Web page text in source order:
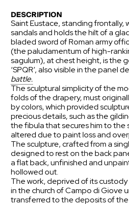
DESCRIPTION
Saint Eustace, standing frontally,
sandals and holds the hilt of a
bladed sword of Roman army
(the paludamentum of high-
sagulum), at chest height, is the
‘SPQR’, also visible in the panel
battle.
The sculptural simplicity of the
folds of the drapery, must
by colors, which provided
precious details, such as the
the fibula that secures him to the
altered due to paint loss and
The sculpture, crafted from a
designed to rest on the back
a flat back, unfinished and
hollowed out.
The work, deprived of its custody
in the church of Campo di Giove
transferred to the deposits of the